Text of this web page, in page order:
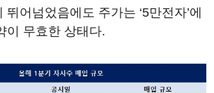
어넘었음에도 주가는 ‘5만전자’에
이 무효한 상태다.